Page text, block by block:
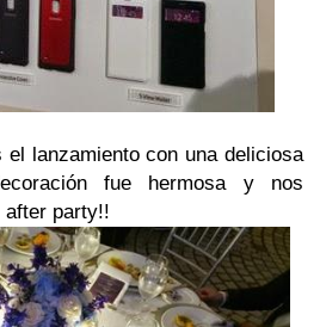
el lanzamiento con una deliciosa
fue hermosa y nos
after party!!